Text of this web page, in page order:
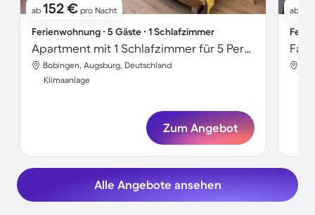
ab 152 € pro Nacht
Ferienwohnung ∙ 5 Gäste ∙ 1 Schlafzimmer
Apartment mit 1 Schlafzimmer für 5 Personen
Bobingen, Augsburg, Deutschland
Klimaanlage
Zum Angebot
ab
Alle Angebote ansehen